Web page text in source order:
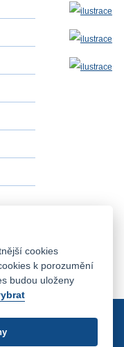
cookies
k porozumění
budou uloženy